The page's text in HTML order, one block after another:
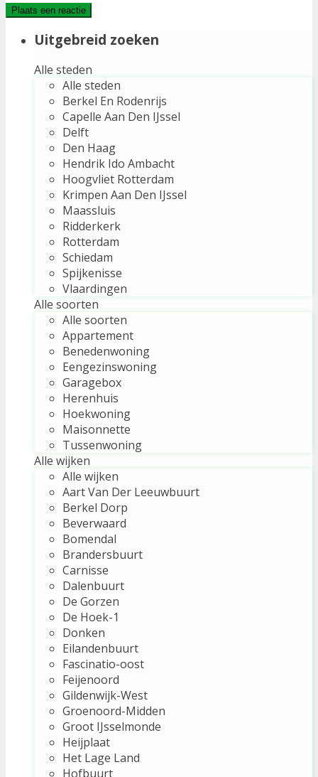
Uitgebreid zoeken
Alle steden
Alle steden
Berkel En Rodenrijs
Capelle Aan Den IJssel
Delft
Den Haag
Hendrik Ido Ambacht
Hoogvliet Rotterdam
Krimpen Aan Den IJssel
Maassluis
Ridderkerk
Rotterdam
Schiedam
Spijkenisse
Vlaardingen
Alle soorten
Alle soorten
Appartement
Benedenwoning
Eengezinswoning
Garagebox
Herenhuis
Hoekwoning
Maisonnette
Tussenwoning
Alle wijken
Alle wijken
Aart Van Der Leeuwbuurt
Berkel Dorp
Beverwaard
Bomendal
Brandersbuurt
Carnisse
Dalenbuurt
De Gorzen
De Hoek-1
Donken
Eilandenbuurt
Fascinatio-oost
Feijenoord
Gildenwijk-West
Groenoord-Midden
Groot IJsselmonde
Heijplaat
Het Lage Land
Hofbuurt